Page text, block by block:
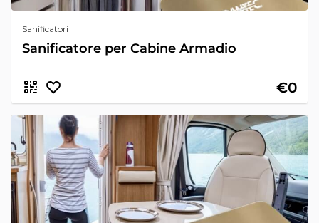
Sanificatori
Sanificatore per Cabine Armadio
€0